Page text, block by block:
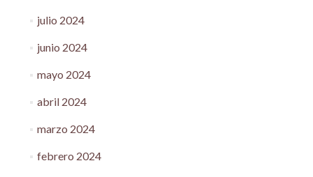
julio 2024
junio 2024
mayo 2024
abril 2024
marzo 2024
febrero 2024